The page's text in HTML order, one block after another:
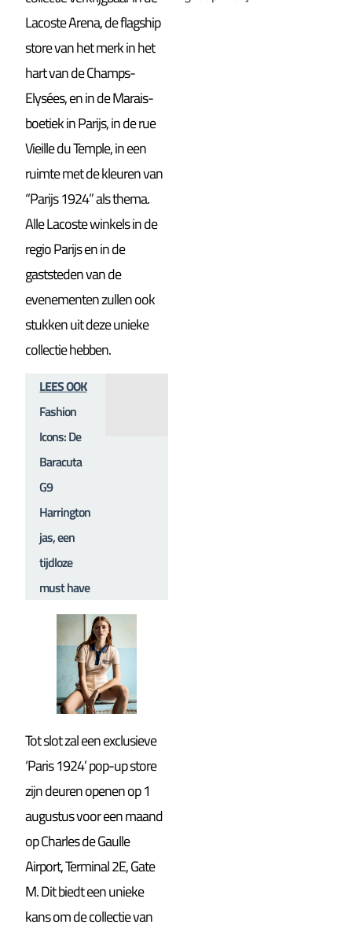
Lacoste Arena, de flagship
store van het merk in het
hart van de Champs-
Elysées, en in de Marais-
boetiek in Parijs, in de rue
Vieille du Temple, in een
ruimte met de kleuren van
“Parijs 1924” als thema.
Alle Lacoste winkels in de
regio Parijs en in de
gaststeden van de
evenementen zullen ook
stukken uit deze unieke
collectie hebben.
LEES OOK
Fashion
Icons: De
Baracuta
G9
Harrington
jas, een
tijdloze
must have
Tot slot zal een exclusieve
‘Paris 1924’ pop-up store
zijn deuren openen op 1
augustus voor een maand
op Charles de Gaulle
Airport, Terminal 2E, Gate
M. Dit biedt een unieke
kans om de collectie van